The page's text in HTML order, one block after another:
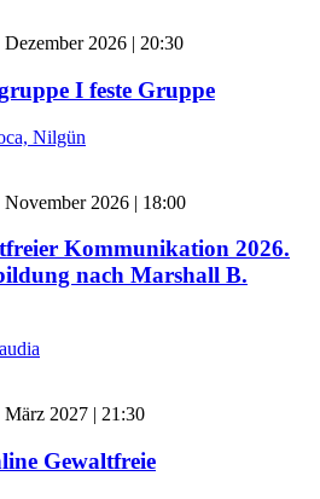
Dezember 2026 | 20:30
I feste Gruppe
Nilgün
November 2026 | 18:00
Kommunikation 2026.
nach Marshall B.
März 2027 | 21:30
Gewaltfreie